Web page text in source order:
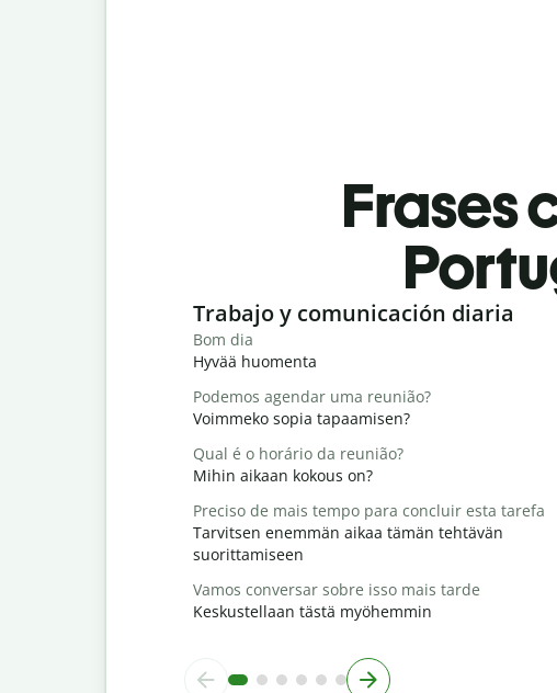
Frases
Slide 1 of 6
Trabajo y comunicación diaria
Bom dia
Hyvää huomenta
Podemos agendar uma reunião?
Voimmeko sopia tapaamisen?
Qual é o horário da reunião?
Mihin aikaan kokous on?
Preciso de mais tempo para concluir esta tarefa
Tarvitsen enemmän aikaa tämän tehtävän
suorittamiseen
Vamos conversar sobre isso mais tarde
Keskustellaan tästä myöhemmin